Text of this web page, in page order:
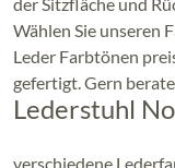
Wählen Sie unseren
Leder Farbtönen
gefertigt. Gern
Lederstuhl
verschiedene